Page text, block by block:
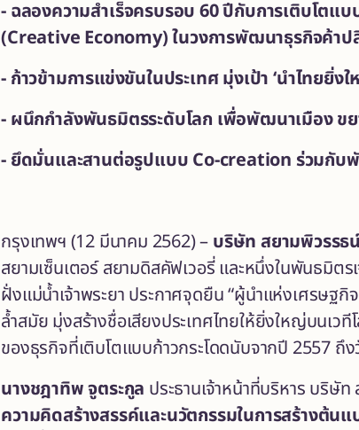
- ฉลองความสำเร็จครบรอบ 60 ปีกับการเติบโตแ
(Creative Economy) ในวงการพัฒนาธุรกิจค้า
- ก้าวข้ามการแข่งขันในประเทศ มุ่งเป้า ‘นำไทยยิ่ง
- ผนึกกำลังพันธมิตรระดับโลก เพื่อพัฒนาเมือง ข
- ยึดมั่นและสานต่อรูปแบบ Co-creation ร่วมกับพั
กรุงเทพฯ (12 มีนาคม 2562) – บริษัท สยามพิวรรธ
สยามเซ็นเตอร์ สยามดิสคัฟเวอรี่ และหนึ่งในพันธมิต
ฝั่งแม่น้ำเจ้าพระยา ประกาศจุดยืน “ผู้นำแห่งเศรษฐ
ล้ำสมัย มุ่งสร้างชื่อเสียงประเทศไทยให้ยิ่งใหญ่บนเว
ของธุรกิจที่เติบโตแบบก้าวกระโดดนับจากปี 2557 ถึ
นางชฎาทิพ จูตระกูล ประธานเจ้าหน้าที่บริหาร บริษั
ความคิดสร้างสรรค์และนวัตกรรมในการสร้างต้น